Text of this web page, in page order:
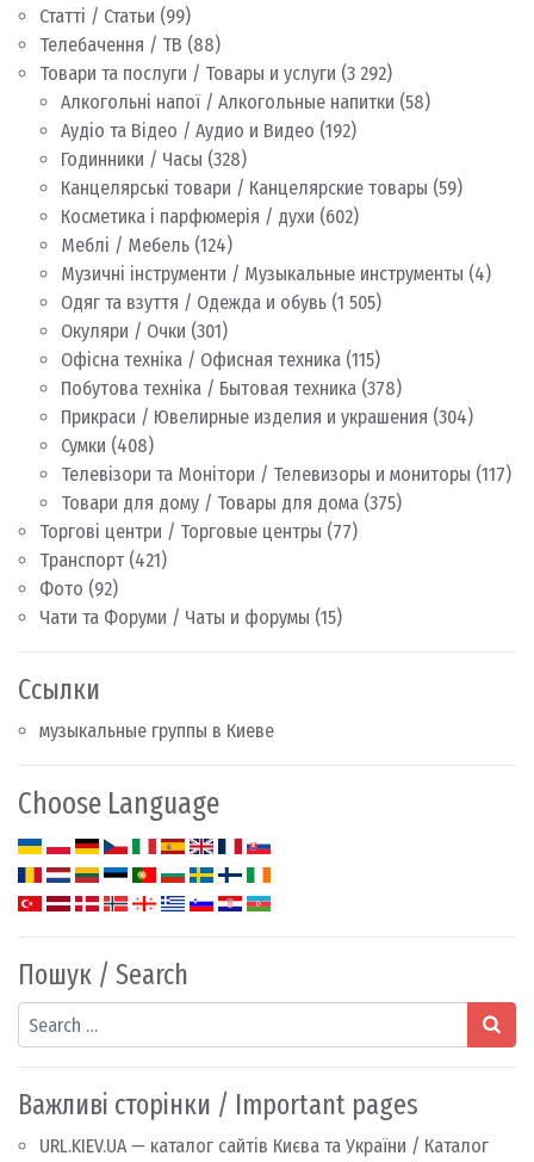
Статті / Статьи (99)
Телебачення / ТВ (88)
Товари та послуги / Товары и услуги (3 292)
Алкогольні напої / Алкогольные напитки (58)
Аудіо та Відео / Аудио и Видео (192)
Годинники / Часы (328)
Канцелярські товари / Канцелярские товары (59)
Косметика і парфюмерія / духи (602)
Меблі / Мебель (124)
Музичні інструменти / Музыкальные инструменты (4)
Одяг та взуття / Одежда и обувь (1 505)
Окуляри / Очки (301)
Офісна техніка / Офисная техника (115)
Побутова техніка / Бытовая техника (378)
Прикраси / Ювелирные изделия и украшения (304)
Сумки (408)
Телевізори та Монітори / Телевизоры и мониторы (117)
Товари для дому / Товары для дома (375)
Торгові центри / Торговые центры (77)
Транспорт (421)
Фото (92)
Чати та Форуми / Чаты и форумы (15)
Ссылки
музыкальные группы в Киеве
Choose Language
Пошук / Search
Search
Важливі сторінки / Important pages
URL.KIEV.UA — каталог сайтів Києва та України / Каталог